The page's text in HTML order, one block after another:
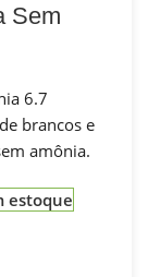
Sem
6.7
brancos e
amônia.
estoque